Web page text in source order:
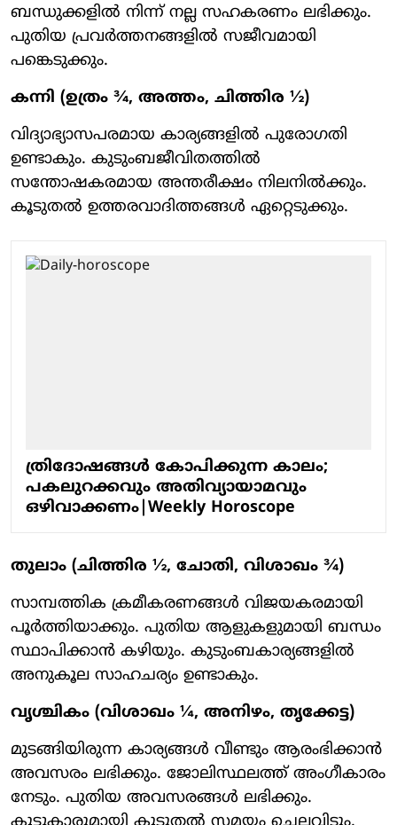
ബന്ധുക്കളിൽ നിന്ന് നല്ല സഹകരണം ലഭിക്കും.
പുതിയ പ്രവർത്തനങ്ങളിൽ സജീവമായി
പങ്കെടുക്കും.
കന്നി (ഉത്രം ¾, അത്തം, ചിത്തിര ½)
വിദ്യാഭ്യാസപരമായ കാര്യങ്ങളിൽ പുരോഗതി
ഉണ്ടാകും. കുടുംബജീവിതത്തിൽ
സന്തോഷകരമായ അന്തരീക്ഷം നിലനിൽക്കും.
കൂടുതൽ ഉത്തരവാദിത്തങ്ങൾ ഏറ്റെടുക്കും.
ത്രിദോഷങ്ങള്‍ കോപിക്കുന്ന കാലം;
പകലുറക്കവും അതിവ്യായാമവും
ഒഴിവാക്കണം|Weekly Horoscope
തുലാം (ചിത്തിര ½, ചോതി, വിശാഖം ¾)
സാമ്പത്തിക ക്രമീകരണങ്ങൾ വിജയകരമായി
പൂർത്തിയാക്കും. പുതിയ ആളുകളുമായി ബന്ധം
സ്ഥാപിക്കാൻ കഴിയും. കുടുംബകാര്യങ്ങളിൽ
അനുകൂല സാഹചര്യം ഉണ്ടാകും.
വൃശ്ചികം (വിശാഖം ¼, അനിഴം, തൃക്കേട്ട)
മുടങ്ങിയിരുന്ന കാര്യങ്ങൾ വീണ്ടും ആരംഭിക്കാൻ
അവസരം ലഭിക്കും. ജോലിസ്ഥലത്ത് അംഗീകാരം
നേടും. പുതിയ അവസരങ്ങൾ ലഭിക്കും.